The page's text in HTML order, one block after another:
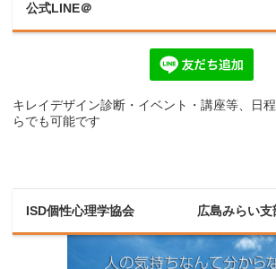
公式LINE＠
キレイデザイン診断・イベント・講座等、日
らでも可能です
ISD個性心理学協会 広島みらい支